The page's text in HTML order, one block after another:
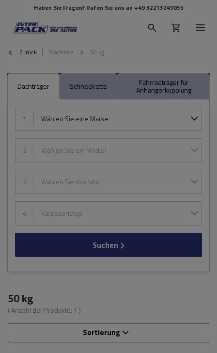
Haben Sie Fragen? Rufen Sie uns an +49 32213249035
Zurück Startseite 50 kg
Dachträger Schneekette Fahrradträger für
Anhängerkupplung
1 Wählen Sie eine Marke
2 Wählen Sie ein Modell
3 Wählen Sie das Jahr
4 Karosserietyp
Suchen
50 kg
( Anzahl der Produkte: 1 )
Sortierung